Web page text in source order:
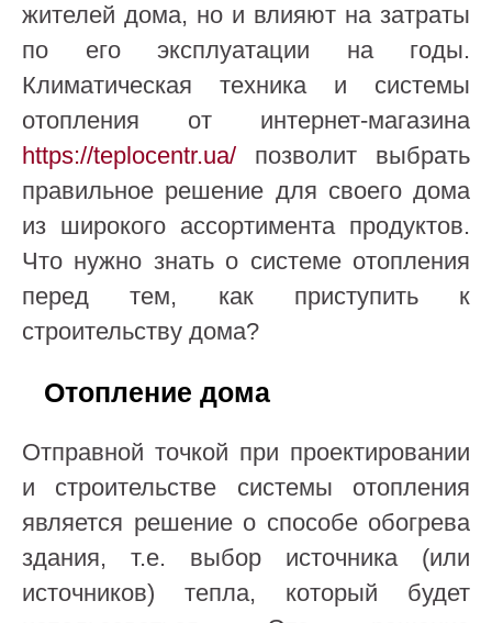
жителей дома, но и влияют на затраты
по его эксплуатации на годы.
Климатическая техника и системы
отопления от интернет-магазина
https://teplocentr.ua/ позволит выбрать
правильное решение для своего дома
из широкого ассортимента продуктов.
Что нужно знать о системе отопления
перед тем, как приступить к
строительству дома?
Отопление дома
Отправной точкой при проектировании
и строительстве системы отопления
является решение о способе обогрева
здания, т.е. выбор источника (или
источников) тепла, который будет